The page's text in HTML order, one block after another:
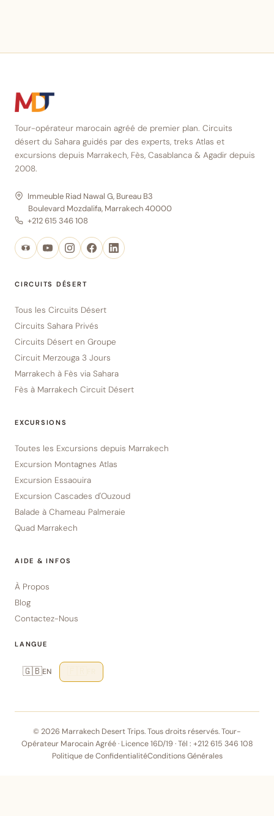
Tour-opérateur marocain agréé de premier plan. Circuits
désert du Sahara guidés par des experts, treks Atlas et
excursions depuis Marrakech, Fès, Casablanca & Agadir depuis
2008.
Immeuble Riad Nawal G, Bureau B3
Boulevard Mozdalifa, Marrakech 40000
+212 615 346 108
CIRCUITS DÉSERT
Tous les Circuits Désert
Circuits Sahara Privés
Circuits Désert en Groupe
Circuit Merzouga 3 Jours
Marrakech à Fès via Sahara
Fès à Marrakech Circuit Désert
EXCURSIONS
Toutes les Excursions depuis Marrakech
Excursion Montagnes Atlas
Excursion Essaouira
Excursion Cascades d'Ouzoud
Balade à Chameau Palmeraie
Quad Marrakech
AIDE & INFOS
À Propos
Blog
Contactez-Nous
LANGUE
🇬🇧EN
© 2026 Marrakech Desert Trips. Tous droits réservés. Tour-
Opérateur Marocain Agréé · Licence 16D/19 · Tél : +212 615 346 108
Politique de ConfidentialitéConditions Générales